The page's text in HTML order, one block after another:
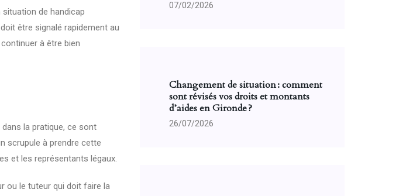
de handicap
être signalé rapidement au
à être bien
la pratique, ce sont
scrupule à prendre cette
et les représentants légaux.
ou le tuteur qui doit faire la
07/02/2026
Changement de situation : comment
sont révisés vos droits et montants
d’aides en Gironde ?
26/07/2026